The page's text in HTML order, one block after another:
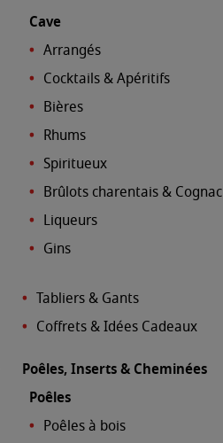
Cave
Arrangés
Cocktails & Apéritifs
Bières
Rhums
Spiritueux
Brûlots charentais & Cognac
Liqueurs
Gins
Tabliers & Gants
Coffrets & Idées Cadeaux
Poêles, Inserts & Cheminées
Poêles
Poêles à bois